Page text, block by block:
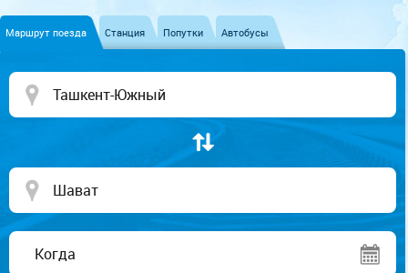
Маршрут поезда Станция Попутки Автобусы